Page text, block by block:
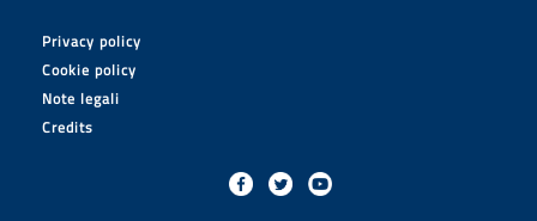
Privacy policy
Cookie policy
Note legali
Credits